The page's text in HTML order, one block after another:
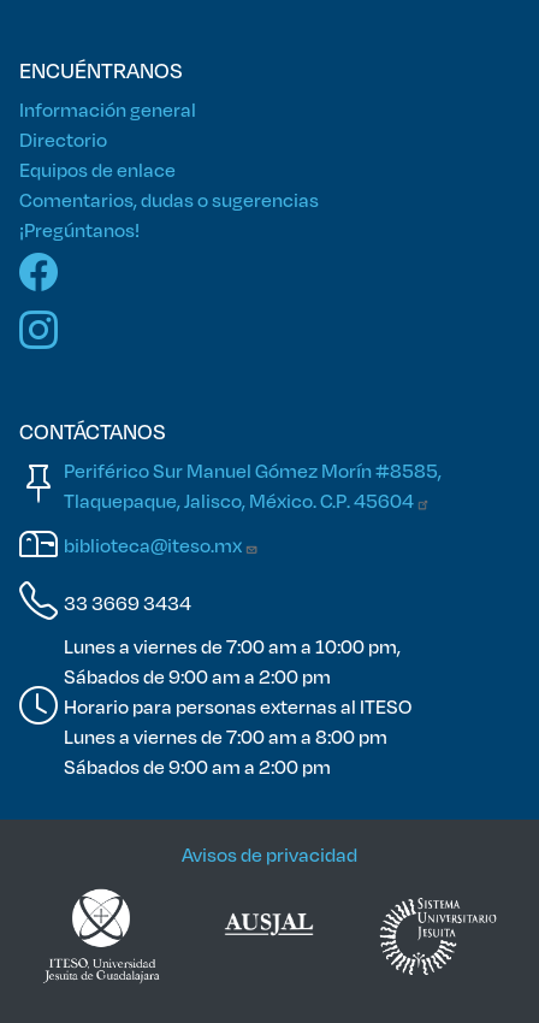
ENCUÉNTRANOS
Información general
Directorio
Equipos de enlace
Comentarios, dudas o sugerencias
¡Pregúntanos!
CONTÁCTANOS
Periférico Sur Manuel Gómez Morín #8585,
Tlaquepaque, Jalisco, México. C.P.45604
biblioteca@iteso.mx
33 3669 3434
Lunes a viernes de 7:00 am a 10:00 pm,
Sábados de 9:00 am a 2:00 pm
Horario para personas externas al ITESO
Lunes a viernes de 7:00 am a 8:00 pm
Sábados de 9:00 am a 2:00 pm
Avisos de privacidad